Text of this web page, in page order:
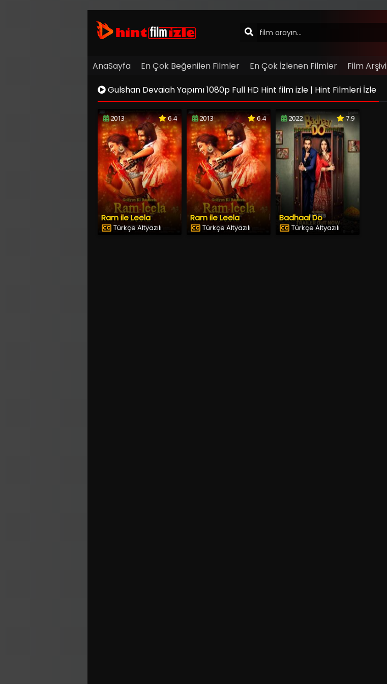
AnaSayfa En Çok Beğenilen Filmler En Çok İzlenen Filmler Film Arşivi
Gulshan Devaiah Yapımı 1080p Full HD Hint film izle | Hint Filmleri İzle
2013 6.4
Ram ile Leela
Türkçe Altyazılı
2013 6.4
Ram ile Leela
Türkçe Altyazılı
2022 7.9
Badhaai Do
Türkçe Altyazılı